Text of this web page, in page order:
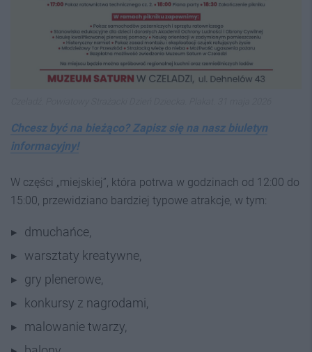
Chcesz być na bieżąco? Zapisz się na nasz biuletyn
informacyjny!
W części „miejskiej”, która potrwa w godzinach od 12:00 do
15:00, przewidziano bardziej typowe atrakcje, w tym:
dmuchańce,
warsztaty kreatywne,
gry plenerowe,
konkursy z nagrodami,
malowanie twarzy,